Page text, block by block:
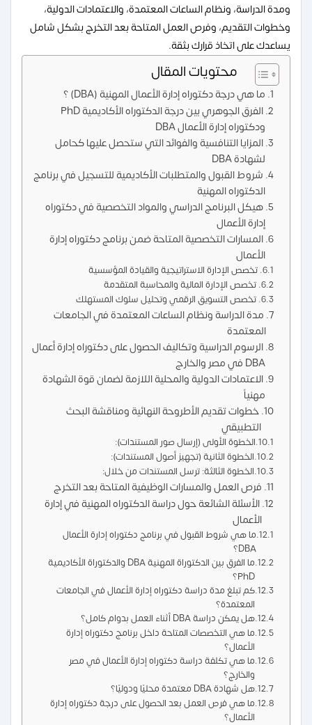
ومدة الدراسة، ونظام الساعات المعتمدة، والاعتمادات الدولية،
وخطوات التقديم، وفرص العمل المتاحة بعد التخرج بشكل شامل
يساعدك على اتخاذ قرارك بثقة.
محتويات المقال
ما هي درجة دكتوراه إدارة الأعمال المهنية (DBA) ؟
الفرق الجوهري بين درجة الدكتوراه الأكاديمية PhD
ودكتوراه إدارة الأعمال DBA
المزايا التنافسية والفوائد التي ستحصل عليها كحامل
لشهادة DBA
شروط القبول والمتطلبات الأكاديمية للتسجيل في برنامج
الدكتوراه المهنية
هيكل البرنامج الدراسي والمواد التخصصية في دكتوراه
إدارة الأعمال
المسارات التخصصية المتاحة ضمن برنامج دكتوراه إدارة
الأعمال
تخصص الإدارة الاستراتيجية والقيادة المؤسسية
تخصص الإدارة المالية والمحاسبة المتقدمة
تخصص التسويق الرقمي وتحليل سلوك المستهلك
مدة الدراسة ونظام الساعات المعتمدة في الجامعات
المعتمدة
الرسوم الدراسية وتكاليف الحصول على دكتوراه إدارة أعمال
DBA في مصر والخارج
الاعتمادات الدولية والمحلية اللازمة لضمان قوة الشهادة
مهنياً
خطوات تقديم الأطروحة النهائية ومناقشة البحث
التطبيقي
الخطوة الأولى (إرسال صور المستندات):
الخطوة الثانية (تجهيز أصول المستندات):
الخطوة الثالثة: ترسل المستندات من خلال:
فرص العمل والمسارات الوظيفية المتاحة بعد التخرج
الأسئلة الشائعة حول دراسة الدكتوراه المهنية في إدارة
الأعمال
ما هي شروط القبول في برنامج دكتوراه إدارة الأعمال
DBA؟
ما الفرق بين الدكتوراة المهنية DBA والدكتوراة الأكاديمية
PhD؟
كم تبلغ مدة دراسة دكتوراه إدارة الأعمال في الجامعات
المعتمدة؟
هل يمكن دراسة DBA أثناء العمل بدوام كامل؟
ما هي التخصصات المتاحة داخل برنامج دكتوراه إدارة
الأعمال؟
ما هي تكلفة دراسة دكتوراه إدارة الأعمال في مصر
والخارج؟
هل شهادة DBA معتمدة محليًا ودوليًا؟
ما هي فرص العمل بعد الحصول على درجة دكتوراه إدارة
الأعمال؟